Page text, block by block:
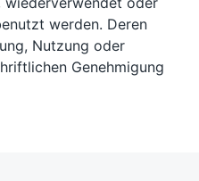
werden. Deren
Nutzung oder
Genehmigung